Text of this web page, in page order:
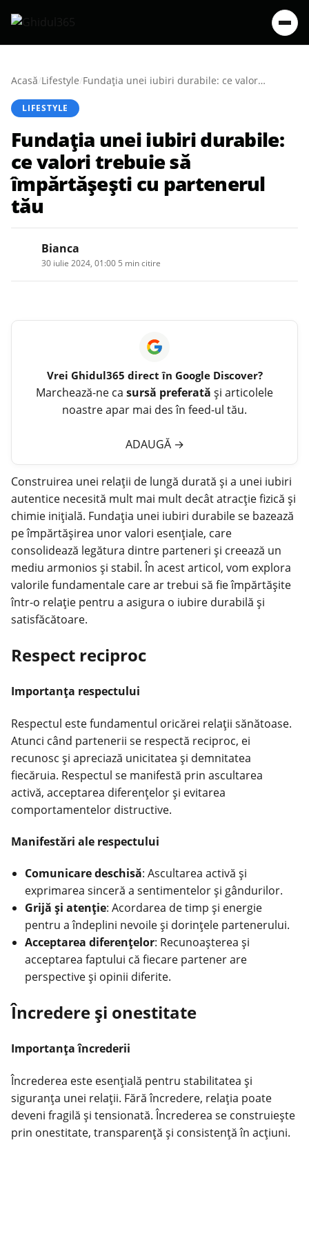
Acasă/Lifestyle/ Fundația unei iubiri durabile: ce valori trebuie să împărtășești cu partenerul tău
LIFESTYLE
Fundația unei iubiri durabile:
ce valori trebuie să
împărtășești cu partenerul
tău
Bianca
30 iulie 2024, 01:00 5 min citire
Vrei Ghidul365 direct în Google Discover?
Marchează-ne ca sursă preferată și articolele
noastre apar mai des în feed-ul tău.
ADAUGĂ →
Construirea unei relații de lungă durată și a unei iubiri
autentice necesită mult mai mult decât atracție fizică și
chimie inițială. Fundația unei iubiri durabile se bazează
pe împărtășirea unor valori esențiale, care
consolidează legătura dintre parteneri și creează un
mediu armonios și stabil. În acest articol, vom explora
valorile fundamentale care ar trebui să fie împărtășite
într-o relație pentru a asigura o iubire durabilă și
satisfăcătoare.
Respect reciproc
Importanța respectului
Respectul este fundamentul oricărei relații sănătoase.
Atunci când partenerii se respectă reciproc, ei
recunosc și apreciază unicitatea și demnitatea
fiecăruia. Respectul se manifestă prin ascultarea
activă, acceptarea diferențelor și evitarea
comportamentelor distructive.
Manifestări ale respectului
Comunicare deschisă: Ascultarea activă și
exprimarea sinceră a sentimentelor și gândurilor.
Grijă și atenție: Acordarea de timp și energie
pentru a îndeplini nevoile și dorințele partenerului.
Acceptarea diferențelor: Recunoașterea și
acceptarea faptului că fiecare partener are
perspective și opinii diferite.
Încredere și onestitate
Importanța încrederii
Încrederea este esențială pentru stabilitatea și
siguranța unei relații. Fără încredere, relația poate
deveni fragilă și tensionată. Încrederea se construiește
prin onestitate, transparență și consistență în acțiuni.